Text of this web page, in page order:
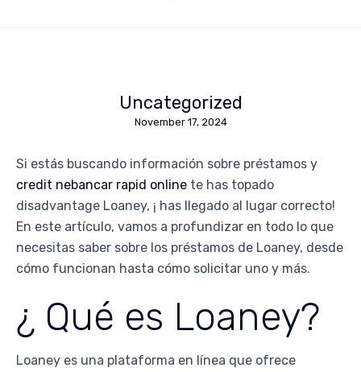
Uncategorized
November 17, 2024
Si estás buscando información sobre préstamos y
credit nebancar rapid online te has topado
disadvantage Loaney, ¡ has llegado al lugar correcto!
En este artículo, vamos a profundizar en todo lo que
necesitas saber sobre los préstamos de Loaney, desde
cómo funcionan hasta cómo solicitar uno y más.
¿ Qué es Loaney?
Loaney es una plataforma en línea que ofrece